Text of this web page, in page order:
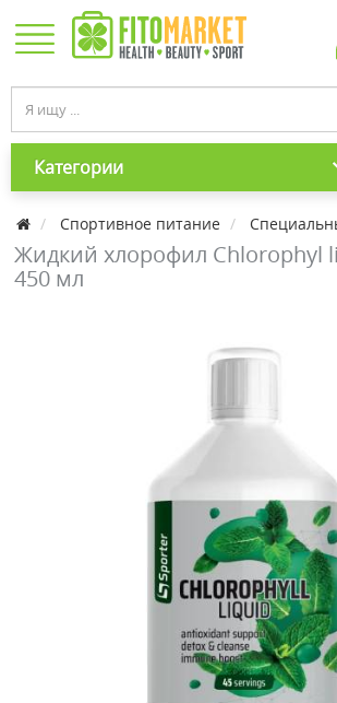
Категории
Спортивное питание
Жидкий хлорофил Chlorophyl
450 мл